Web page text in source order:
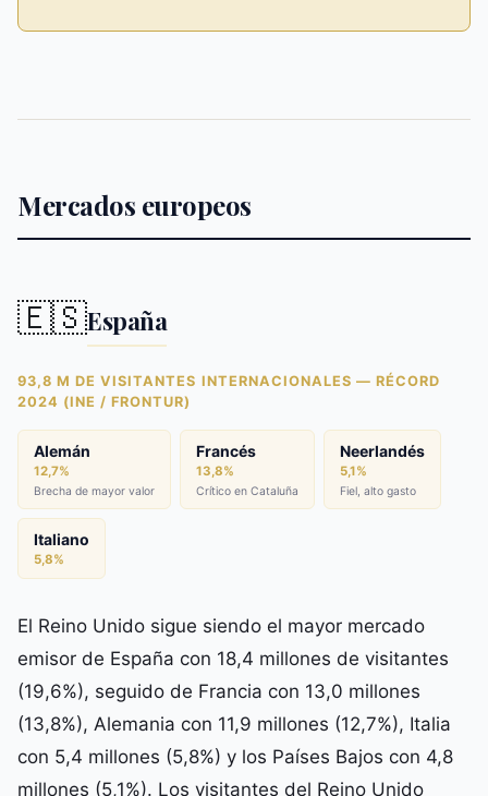
Mercados europeos
🇪🇸España
93,8 M DE VISITANTES INTERNACIONALES — RÉCORD
2024 (INE / FRONTUR)
Alemán
12,7%
Brecha de mayor valor
Francés
13,8%
Crítico en Cataluña
Neerlandés
5,1%
Fiel, alto gasto
Italiano
5,8%
El Reino Unido sigue siendo el mayor mercado
emisor de España con 18,4 millones de visitantes
(19,6%), seguido de Francia con 13,0 millones
(13,8%), Alemania con 11,9 millones (12,7%), Italia
con 5,4 millones (5,8%) y los Países Bajos con 4,8
millones (5,1%). Los visitantes del Reino Unido